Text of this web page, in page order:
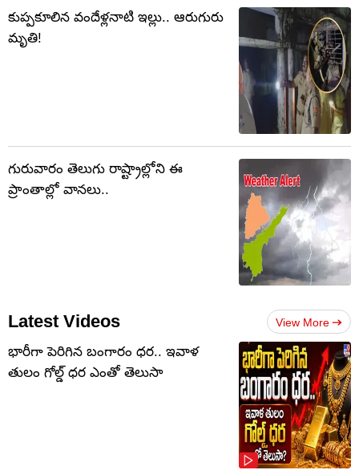
కుప్పకూలిన వందేళ్లనాటి ఇల్లు.. ఆరుగురు
మృతి!
గురువారం తెలుగు రాష్ట్రాల్లోని ఈ
ప్రాంతాల్లో వానలు..
Latest Videos View More
భారీగా పెరిగిన బంగారం ధర.. ఇవాళ
తులం గోల్డ్‌ ధర ఎంతో తెలుసా